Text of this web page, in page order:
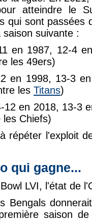
atteindre le
qui sont passées
suivante :
en 1987, 12-4
les 49ers)
en 1998, 13-3
les Titans)
en 2018, 13-3
les Chiefs)
répéter l'exploit
qui gagne...
LVI, l'état de
Bengals
saison